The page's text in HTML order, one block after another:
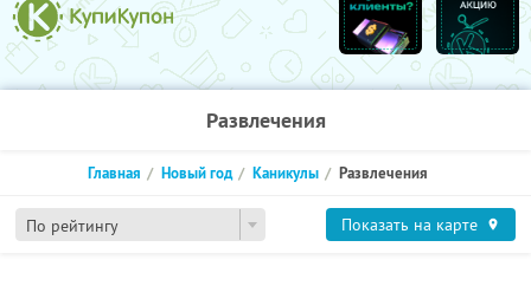
Развлечения
По рейтингу
Главная Новый год Каникулы Развлечения
Показать на карте